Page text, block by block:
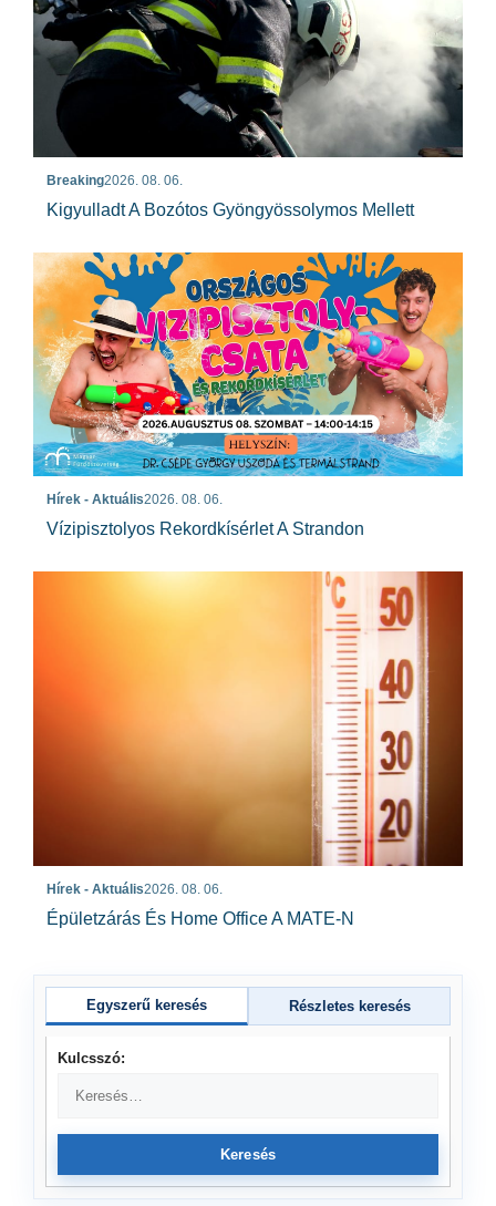
Breaking2026. 08. 06.
Kigyulladt A Bozótos Gyöngyössolymos Mellett
Hírek - Aktuális2026. 08. 06.
Vízipisztolyos Rekordkísérlet A Strandon
Hírek - Aktuális2026. 08. 06.
Épületzárás És Home Office A MATE-N
Egyszerű keresés Részletes keresés
Kulcsszó:
Keresés